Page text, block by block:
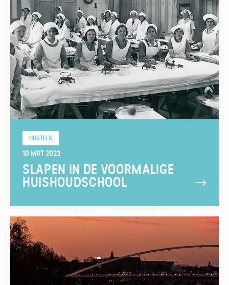
HOSTELS
10 MRT 2023
SLAPEN IN DE VOORMALIGE
HUISHOUDSCHOOL